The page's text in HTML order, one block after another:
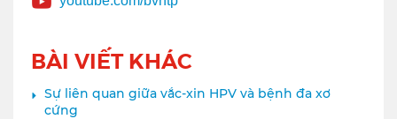
BÀI VIẾT KHÁC
Sự liên quan giữa vắc-xin HPV và bệnh đa xơ
cứng